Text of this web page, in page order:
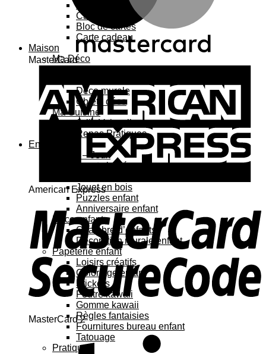
MasterCard
American Express
MasterCard 2
Carte à sticker
Bloc de cartes
Carte cadeau
Maison
Ma Déco
Déco murale
Objets déco
Ma Cuisine
Jolie Vaisselle
Repas Pratiques
Enfant
Jouets – Jeux
Jouets bébé
Jouet en bois
Puzzles enfant
Anniversaire enfant
Déco enfant
Chambre d’enfants
Décoration murale enfant
Papeterie enfant
Loisirs créatifs
Coloriage enfant
Stickers
Feutre kawaii
Gomme kawaii
Règles fantaisies
Fournitures bureau enfant
Tatouage
Pratique